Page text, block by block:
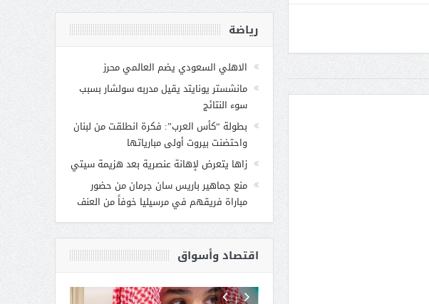
رياضة
الاهلي السعودي يضم العالمي محرز
مانشستر يونايتد يقيل مدربه سولشار بسبب
سوء النتائج
بطولة “كأس العرب”: فكرة انطلقت من لبنان
واحتضنت بيروت أولى مبارياتها
زاها يتعرض لإهانة عنصرية بعد هزيمة سيتي
منع جماهير باريس سان جرمان من حضور
مباراة فريقهم في مرسيليا خوفاً من العنف
اقتصاد وأسواق